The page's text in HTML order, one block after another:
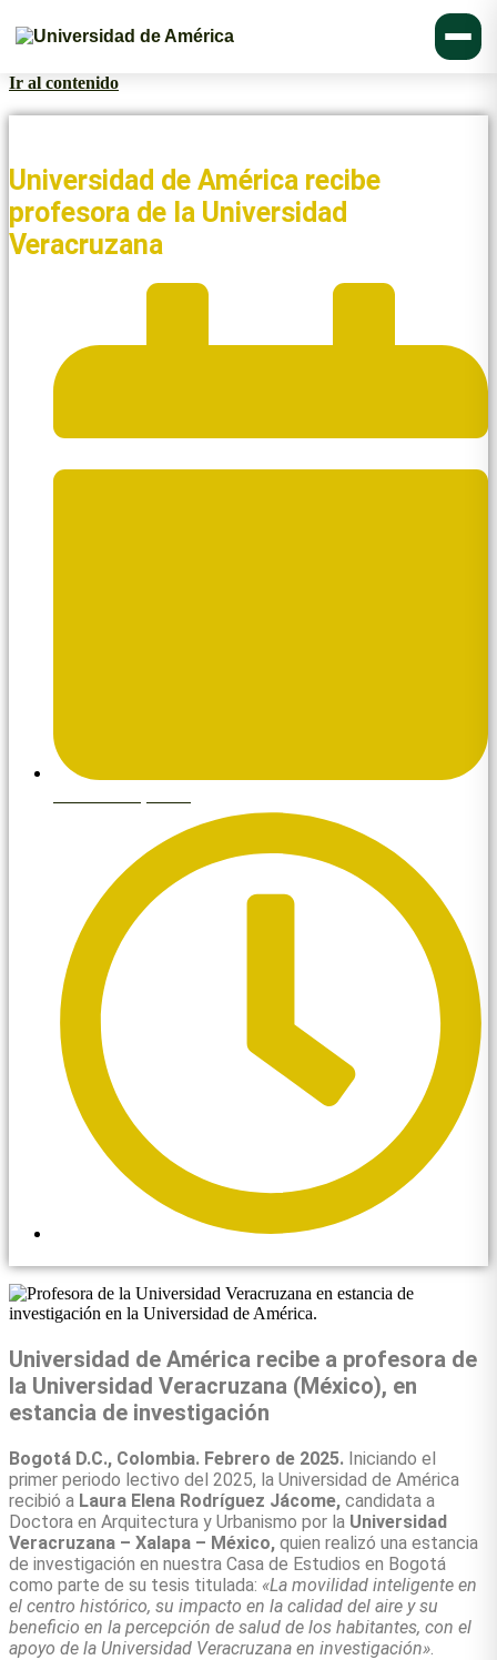
Ir al contenido
Universidad de América recibe
profesora de la Universidad
Veracruzana
Universidad de América recibe a profesora de
la Universidad Veracruzana (México), en
estancia de investigación
Bogotá D.C., Colombia. Febrero de 2025. Iniciando el
primer periodo lectivo del 2025, la Universidad de América
recibió a Laura Elena Rodríguez Jácome, candidata a
Doctora en Arquitectura y Urbanismo por la Universidad
Veracruzana – Xalapa – México, quien realizó una estancia
de investigación en nuestra Casa de Estudios en Bogotá
como parte de su tesis titulada: «La movilidad inteligente en
el centro histórico, su impacto en la calidad del aire y su
beneficio en la percepción de salud de los habitantes, con el
apoyo de la Universidad Veracruzana en investigación».